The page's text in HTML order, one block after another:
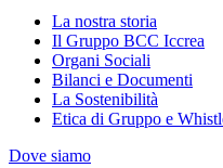
La nostra storia
Il Gruppo BCC Iccrea
Organi Sociali
Bilanci e Documenti
La Sostenibilità
Etica di Gruppo e
Dove siamo